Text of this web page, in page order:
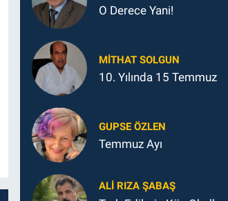
O Derece Yani!
MITHAT SOLGUN
10. Yılında 15 Temmuz
GUPSE ÖZLEN
Temmuz Ayı
ALI RIZA ŞABAŞ